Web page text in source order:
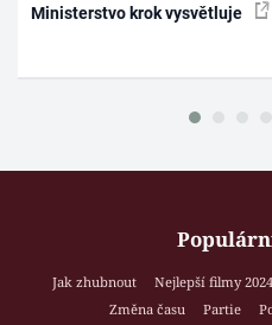
Ministerstvo krok vysvětluje
Jak zhubnout Nejlepší filmy 2024
Změna času
Partie